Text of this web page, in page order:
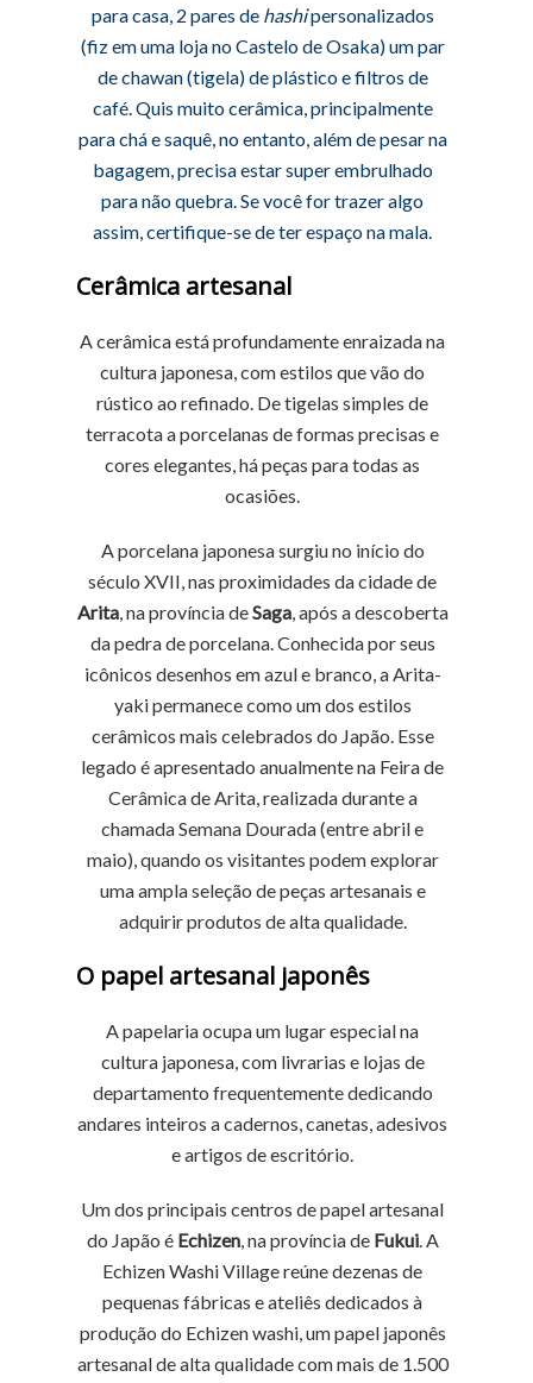
para casa, 2 pares de hashipersonalizados
(fiz em uma loja no Castelo de Osaka) um par
de chawan (tigela) de plástico e filtros de
café. Quis muito cerâmica, principalmente
para chá e saquê, no entanto, além de pesar na
bagagem, precisa estar super embrulhado
para não quebra. Se você for trazer algo
assim, certifique-se de ter espaço na mala.
Cerâmica artesanal
A cerâmica está profundamente enraizada na
cultura japonesa, com estilos que vão do
rústico ao refinado. De tigelas simples de
terracota a porcelanas de formas precisas e
cores elegantes, há peças para todas as
ocasiões.
A porcelana japonesa surgiu no início do
século XVII, nas proximidades da cidade de
Arita, na província deSaga, após a descoberta
da pedra de porcelana. Conhecida por seus
icônicos desenhos em azul e branco, a Arita-
yaki permanece como um dos estilos
cerâmicos mais celebrados do Japão. Esse
legado é apresentado anualmente na Feira de
Cerâmica de Arita, realizada durante a
chamada Semana Dourada (entre abril e
maio), quando os visitantes podem explorar
uma ampla seleção de peças artesanais e
adquirir produtos de alta qualidade.
O papel artesanal japonês
A papelaria ocupa um lugar especial na
cultura japonesa, com livrarias e lojas de
departamento frequentemente dedicando
andares inteiros a cadernos, canetas, adesivos
e artigos de escritório.
Um dos principais centros de papel artesanal
do Japão é Echizen, na província de Fukui. A
Echizen Washi Village reúne dezenas de
pequenas fábricas e ateliês dedicados à
produção do Echizen washi, um papel japonês
artesanal de alta qualidade com mais de 1.500